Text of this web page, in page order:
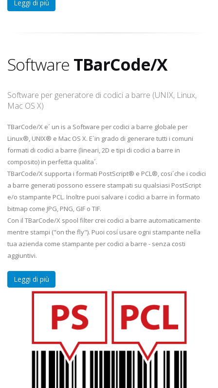
Leggi di più
Software TBarCode/X
Software per generatore di codici a barre (UNIX, Linux,
Mac OS X)
TBarCode/X e´ un is a Software per codici a barre globale per
Linux®, UNIX® e Mac OS X. E´in grado di generare tutti i comuni
formati di codici a barre (lineari, 2D e tipi di codici a barre in
composito) in perfetta qualita´.
TBarCode/X supporta i formati PostScript® e PCL®, cosi´che i codici
a barre generati possono essere stampati su qualsiasi PostScript
e/o stampante PCL. Inoltre puoi salvare i codici a barre in formato
bitmap come JPG, PNG, GIF o TIF.
Con il TBarCode/X spool filter crei codici a barre automaticamente
mentre stampi ("on the fly"). Puoi cosí usare ogni stampante nella
tua azienda come stampante per codici a barre - senza costi
aggiuntivi.
Leggi di più